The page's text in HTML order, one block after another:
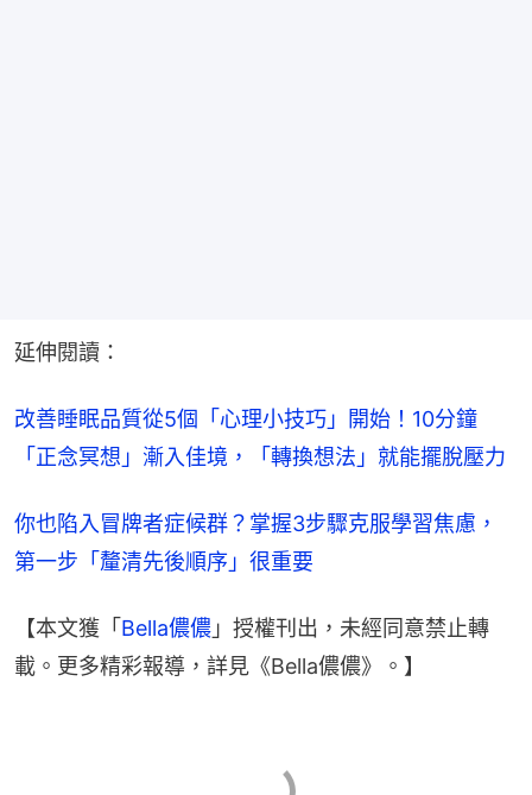
延伸閱讀：
改善睡眠品質從5個「心理小技巧」開始！10分鐘
「正念冥想」漸入佳境，「轉換想法」就能擺脫壓力
你也陷入冒牌者症候群？掌握3步驟克服學習焦慮，
第一步「釐清先後順序」很重要
【本文獲「Bella儂儂 」授權刊出，未經同意禁止轉
載。更多精彩報導，詳見《Bella儂儂》。】